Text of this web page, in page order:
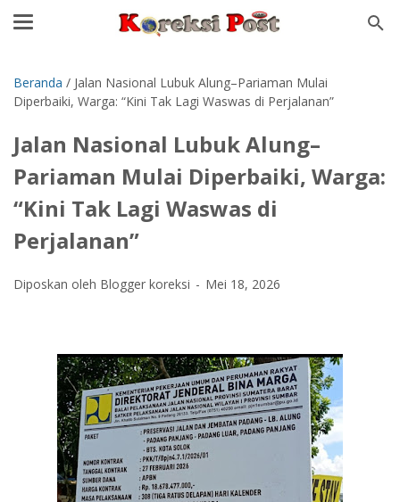
Beranda / Jalan Nasional Lubuk Alung–Pariaman Mulai
Diperbaiki, Warga: “Kini Tak Lagi Waswas di Perjalanan”
Jalan Nasional Lubuk Alung–
Pariaman Mulai Diperbaiki, Warga:
“Kini Tak Lagi Waswas di
Perjalanan”
Diposkan oleh Blogger koreksi Mei 18, 2026